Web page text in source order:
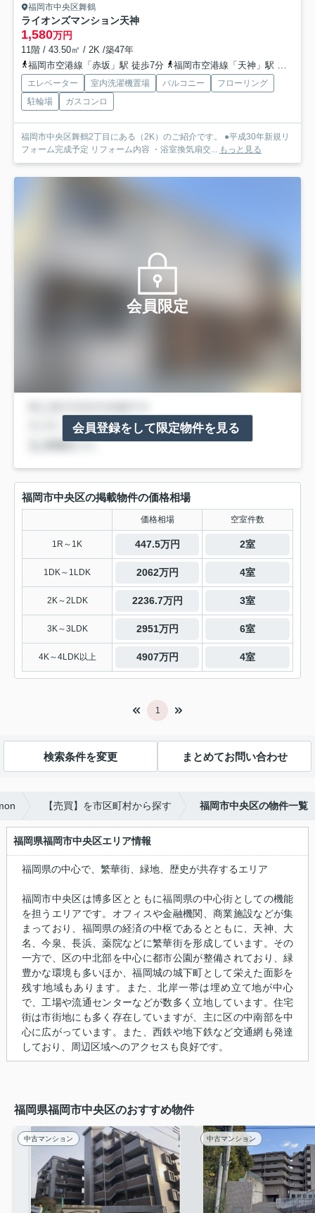
福岡市中央区舞鶴
ライオンズマンション天神
1,580万円
11階 / 43.50㎡ / 2K /築47年
福岡市空港線「赤坂」駅 徒歩7分
福岡市空港線「天神」駅 徒歩8分
エレベーター 室内洗濯機置場 バルコニー
フローリング
駐輪場
ガスコンロ
福岡市中央区舞鶴2丁目にある（2K）のご紹介です。 ●平成30年新規リ
フォーム完成予定 リフォーム内容 ・浴室換気扇交... もっと見る
会員限定
会員登録をして限定物件を見る
福岡市中央区の掲載物件の価格相場
価格相場 空室件数
1R～1K 447.5万円 2室
1DK～1LDK 2062万円 4室
2K～2LDK 2236.7万円 3室
3K～3LDK 2951万円 6室
4K～4LDK以上 4907万円 4室
1
検索条件を変更 まとめてお問い合わせ
【売買】を市区町村から探す 福岡市中央区の物件一覧
福岡県福岡市中央区エリア情報
福岡県の中心で、繁華街、緑地、歴史が共存するエリア
福岡市中央区は博多区とともに福岡県の中心街としての機能
を担うエリアです。オフィスや金融機関、商業施設などが集
まっており、福岡県の経済の中枢であるとともに、天神、大
名、今泉、長浜、薬院などに繁華街を形成しています。その
一方で、区の中北部を中心に都市公園が整備されており、緑
豊かな環境も多いほか、福岡城の城下町として栄えた面影を
残す地域もあります。また、北岸一帯は埋め立て地が中心
で、工場や流通センターなどが数多く立地しています。住宅
街は市街地にも多く存在していますが、主に区の中南部を中
心に広がっています。また、西鉄や地下鉄など交通網も発達
しており、周辺区域へのアクセスも良好です。
福岡県福岡市中央区のおすすめ物件
中古マンション 中古マンション